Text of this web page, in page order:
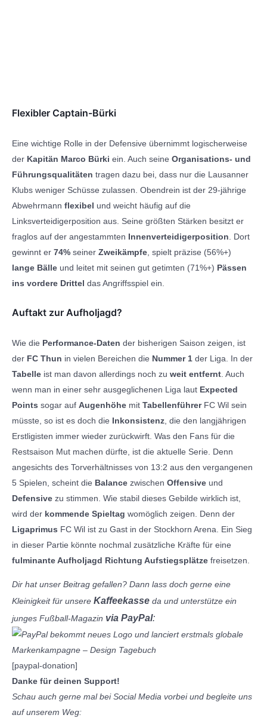
Flexibler Captain-Bürki
Eine wichtige Rolle in der Defensive übernimmt logischerweise
der Kapitän Marco Bürki ein. Auch seine Organisations- und
Führungsqualitäten tragen dazu bei, dass nur die Lausanner
Klubs weniger Schüsse zulassen. Obendrein ist der 29-jährige
Abwehrmann flexibel und weicht häufig auf die
Linksverteidigerposition aus. Seine größten Stärken besitzt er
fraglos auf der angestammten Innenverteidigerposition . Dort
gewinnt er 74% seiner Zweikämpfe , spielt präzise (56%+)
lange Bälle und leitet mit seinen gut getimten (71%+) Pässen
ins vordere Drittel das Angriffsspiel ein.
Auftakt zur Aufholjagd?
Wie die Performance-Daten der bisherigen Saison zeigen, ist
der FC Thun in vielen Bereichen die Nummer 1 der Liga. In der
Tabelle ist man davon allerdings noch zu weit entfernt . Auch
wenn man in einer sehr ausgeglichenen Liga laut Expected
Points sogar auf Augenhöhe mit TabellenführerFC Wil sein
müsste, so ist es doch die Inkonsistenz , die den langjährigen
Erstligisten immer wieder zurückwirft. Was den Fans für die
Restsaison Mut machen dürfte, ist die aktuelle Serie. Denn
angesichts des Torverhältnisses von 13:2 aus den vergangenen
5 Spielen, scheint die Balance zwischen Offensive und
Defensive zu stimmen. Wie stabil dieses Gebilde wirklich ist,
wird der kommende Spieltag womöglich zeigen. Denn der
Ligaprimus FC Wil ist zu Gast in der Stockhorn Arena. Ein Sieg
in dieser Partie könnte nochmal zusätzliche Kräfte für eine
fulminante Aufholjagd Richtung Aufstiegsplätze freisetzen.
Dir hat unser Beitrag gefallen? Dann lass doch gerne eine
Kleinigkeit für unsere Kaffeekasse da und unterstütze ein
junges Fußball-Magazin via PayPal:
[paypal-donation]
Danke für deinen Support!
Schau auch gerne mal bei Social Media vorbei und begleite uns
auf unserem Weg: